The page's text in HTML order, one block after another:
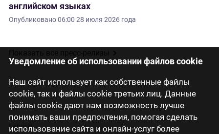
Уведомление об использовании файлов cookie
Наш сайт использует как собственные файлы
cookie, так и файлы cookie третьих лиц. Данные
файлы cookie дают нам возможность лучше
понимать ваши предпочтения, помогая сделать
использование сайта и онлайн-услуг более
английском языках
Опубликовано06:00 28 июля 2026 года
Latviski